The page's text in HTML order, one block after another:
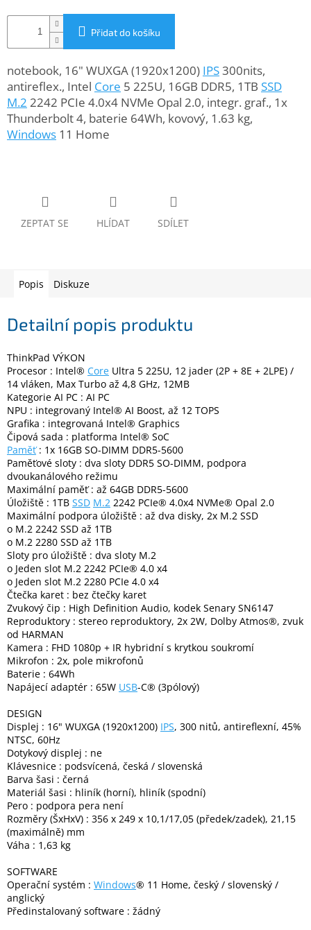
Gaming
Telefony
tablety
Cyklo
a
zahrada
Počítače
Domácnost
%
Black
Friday
VÝPRODEJ
Akční
zboží
TONERY
A
CARTRIDGE
OEM
Sestavy
počítačů
Inpraise
Kamerové
systémy
MILESIGHT
Doprodej
Přihlášení
Přidat do košíku
notebook, 16" WUXGA (1920x1200) IPS300nits,
antireflex., Intel Core 5 225U, 16GB DDR5, 1TB SSD
M.2 2242 PCIe 4.0x4 NVMe Opal 2.0, integr. graf., 1x
Thunderbolt 4, baterie 64Wh, kovový, 1.63 kg,
Windows 11 Home
ZEPTAT SE HLÍDAT SDÍLET
Popis Diskuze
Detailní popis produktu
ThinkPad VÝKON
Procesor : Intel® Core Ultra 5 225U, 12 jader (2P + 8E + 2LPE) /
14 vláken, Max Turbo až 4,8 GHz, 12MB
Kategorie AI PC : AI PC
NPU : integrovaný Intel® AI Boost, až 12 TOPS
Grafika : integrovaná Intel® Graphics
Čipová sada : platforma Intel® SoC
Paměť: 1x 16GB SO-DIMM DDR5-5600
Paměťové sloty : dva sloty DDR5 SO-DIMM, podpora
dvoukanálového režimu
Maximální paměť : až 64GB DDR5-5600
Úložiště : 1TB SSD M.2 2242 PCIe® 4.0x4 NVMe® Opal 2.0
Maximální podpora úložiště : až dva disky, 2x M.2 SSD
o M.2 2242 SSD až 1TB
o M.2 2280 SSD až 1TB
Sloty pro úložiště : dva sloty M.2
o Jeden slot M.2 2242 PCIe® 4.0 x4
o Jeden slot M.2 2280 PCIe 4.0 x4
Čtečka karet : bez čtečky karet
Zvukový čip : High Definition Audio, kodek Senary SN6147
Reproduktory : stereo reproduktory, 2x 2W, Dolby Atmos®, zvuk
od HARMAN
Kamera : FHD 1080p + IR hybridní s krytkou soukromí
Mikrofon : 2x, pole mikrofonů
Baterie : 64Wh
Napájecí adaptér : 65W USB-C® (3pólový)
DESIGN
Displej : 16" WUXGA (1920x1200) IPS, 300 nitů, antireflexní, 45%
NTSC, 60Hz
Dotykový displej : ne
Klávesnice : podsvícená, česká / slovenská
Barva šasi : černá
Materiál šasi : hliník (horní), hliník (spodní)
Pero : podpora pera není
Rozměry (ŠxHxV) : 356 x 249 x 10,1/17,05 (předek/zadek), 21,15
(maximálně) mm
Váha : 1,63 kg
SOFTWARE
Operační systém : Windows® 11 Home, český / slovenský /
anglický
Předinstalovaný software : žádný